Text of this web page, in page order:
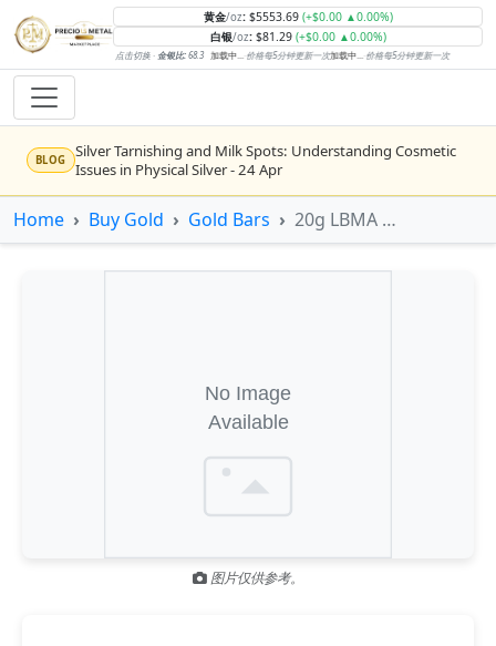
黄金/oz: $5553.69 (+$0.00 ▲0.00%)
白银/oz: $81.29 (+$0.00 ▲0.00%)
点击切换 · 金银比:68.3 加载中... ·价格每5分钟更新一次加载中... ·价格每5分钟更新一次
BLOG
Silver Tarnishing and Milk Spots: Understanding Cosmetic
Issues in Physical Silver - 24 Apr
NEWS
Rising inflation may push real rates lower, setting the stage
for gold's next rally - WisdomTree’s Shah (Kitco 9 Jun 2026)
Gold vs Silver: Understanding the Gold‑to‑Silver Ratio - 24
Bars or Coins? Minted or Cast Bars? Brands?? - 23 Apr
Silver’s ‘great rotation’: Tech selloff to fuel rush into
precious metals, says Jen Bawden (Kitco - 20 May)
Gold and silver’s historic rally could resume ‘as fog of war
Central banks ‘scoop up a load’ of gold in bumpy first
Home Buy Gold Gold Bars 20g LBMA Minted Gold Bar (Circulated - Good Condition)
图片仅供参考。